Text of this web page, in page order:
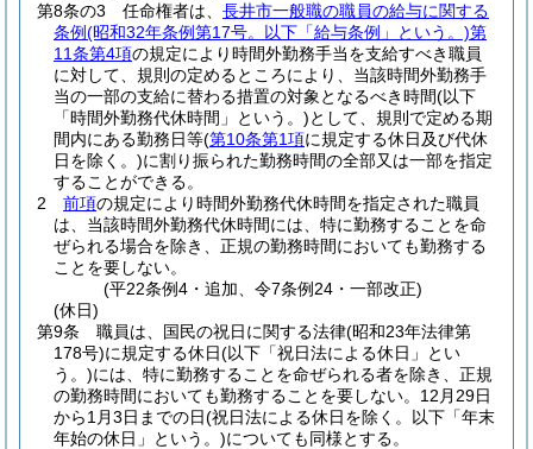
第8条の3
任命権者は、 長井市一般職の職員の給与に関する
条例(昭和32年条例第17号。以下「給与条例」という。)第
11条第4項の規定により時間外勤務手当を支給すべき職員
に対して、規則の定めるところにより、当該時間外勤務手
当の一部の支給に替わる措置の対象となるべき時間(以下
「時間外勤務代休時間」という。)として、規則で定める期
間内にある勤務日等(第10条第1項に規定する休日及び代休
日を除く。)に割り振られた勤務時間の全部又は一部を指定
することができる。
2
前項の規定により時間外勤務代休時間を指定された職員
は、当該時間外勤務代休時間には、特に勤務することを命
ぜられる場合を除き、正規の勤務時間においても勤務する
ことを要しない。
(平22条例4・追加、令7条例24・一部改正)
(休日)
第9条
職員は、国民の祝日に関する法律(昭和23年法律第
178号)に規定する休日(以下「祝日法による休日」とい
う。)には、特に勤務することを命ぜられる者を除き、正規
の勤務時間においても勤務することを要しない。 12月29日
から1月3日までの日(祝日法による休日を除く。以下「年末
年始の休日」という。)についても同様とする。